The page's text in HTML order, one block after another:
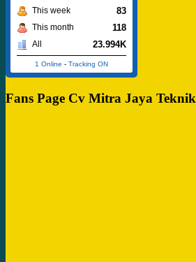
This week 83
This month 118
All 23.994K
1 Online - Tracking ON
Fans Page Cv Mitra Jaya Teknik